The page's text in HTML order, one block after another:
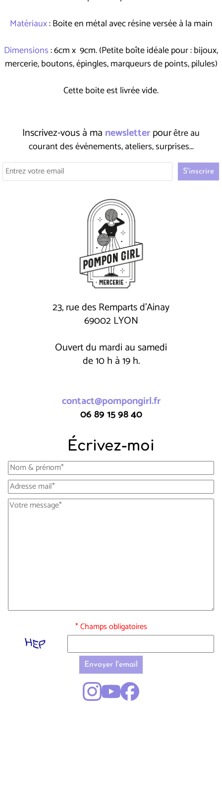
Matériaux: Boite en métal avec résine versée à la main
Dimensions: 6cm x 9cm. (Petite boîte idéale pour : bijoux,
mercerie, boutons, épingles, marqueurs de points, pilules)
Cette boite est livrée vide.
Inscrivez-vous à ma newsletterpourêtre au
courant des événements, ateliers, surprises...
23, rue des Remparts d'Ainay
69002 LYON
Ouvert du mardi au samedi
de 10 h à 19 h.
contact@pompongirl.fr
06 89 15 98 40
Écrivez-moi
* Champs obligatoires
Envoyer l'email